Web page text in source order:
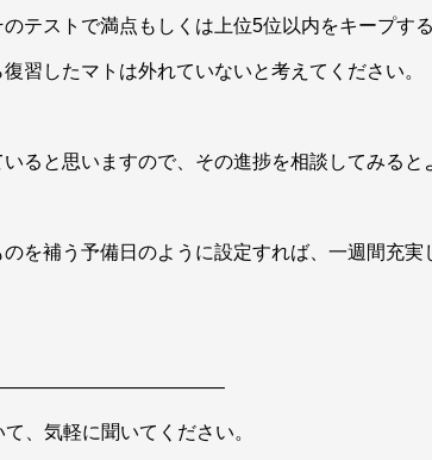
テストで満点もしくは上位5位以内をキープす
習したマトは外れていないと考えてください。
ると思いますので、その進捗を相談してみると
を補う予備日のように設定すれば、一週間充実
、気軽に聞いてください。